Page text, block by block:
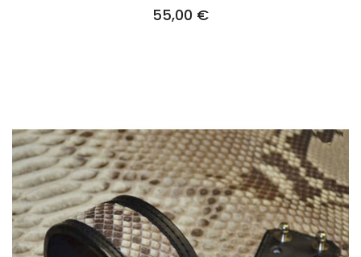
55,00 €